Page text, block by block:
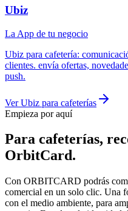
Ubiz
La App de tu negocio
Ubiz para cafetería:
clientes. envía ofertas,
push.
VerUbiz para cafeterías
Empieza por aquí
Para cafeterías,
OrbitCard.
Con ORBITCARD podrás
comercial en un solo clic. Una
con el medio ambiente, para